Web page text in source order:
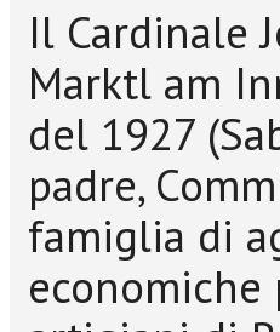
Il Cardinale
Marktl am
del 1927
padre,
famiglia di